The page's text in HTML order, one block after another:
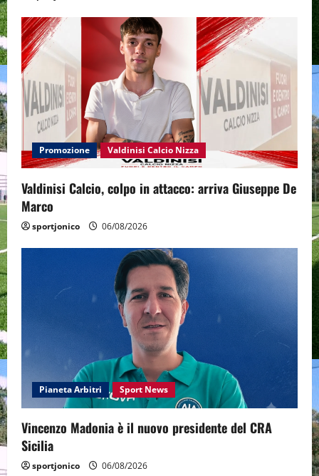
Promozione Valdinisi Calcio Nizza
Valdinisi Calcio, colpo in attacco: arriva Giuseppe De
Marco
sportjonico 06/08/2026
Pianeta Arbitri Sport News
Vincenzo Madonia è il nuovo presidente del CRA
Sicilia
sportjonico 06/08/2026